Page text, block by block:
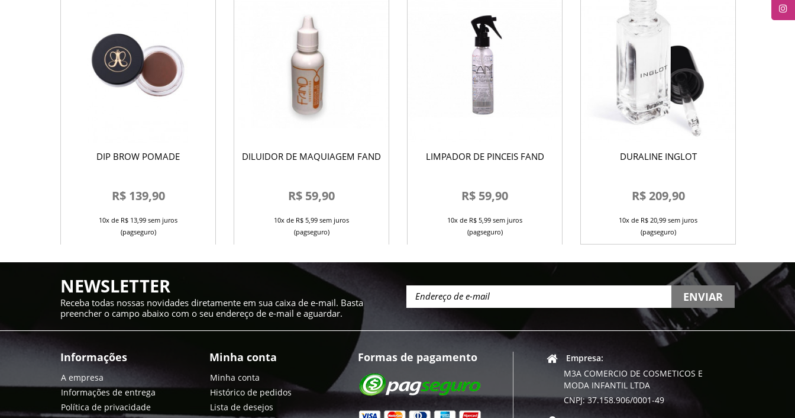
DIP BROW POMADE
R$ 139,90
10x de R$ 13,99 sem juros
(pagseguro)
DILUIDOR DE MAQUIAGEM FAND
R$ 59,90
10x de R$ 5,99 sem juros
(pagseguro)
LIMPADOR DE PINCEIS FAND
R$ 59,90
10x de R$ 5,99 sem juros
(pagseguro)
DURALINE INGLOT
R$ 209,90
10x de R$ 20,99 sem juros
(pagseguro)
NEWSLETTER
Receba todas nossas novidades diretamente em sua caixa de e-mail. Basta
preencher o campo abaixo com o seu endereço de e-mail e aguardar.
ENVIAR
Informações
A empresa
Informações de entrega
Política de privacidade
Minha conta
Minha conta
Histórico de pedidos
Lista de desejos
Formas de pagamento
Empresa:
M3A COMERCIO DE COSMETICOS E
MODA INFANTIL LTDA
CNPJ: 37.158.906/0001-49